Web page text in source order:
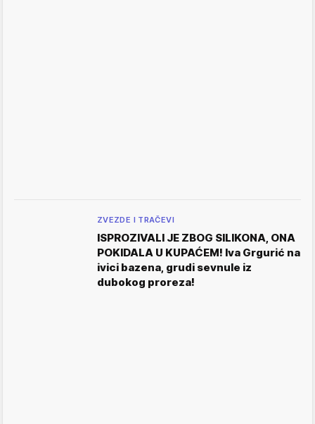
ZVEZDE I TRAČEVI
ISPROZIVALI JE ZBOG SILIKONA, ONA
POKIDALA U KUPAĆEM! Iva Grgurić na
ivici bazena, grudi sevnule iz
dubokog proreza!